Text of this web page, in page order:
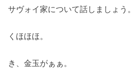
サヴォイ家について話しましょう。
くほほほ。
き、金玉がぁぁ。